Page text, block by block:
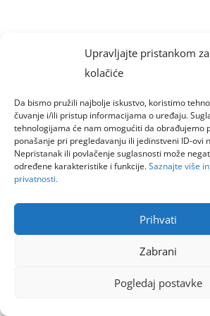
Upravljajte pristankom za
kolačiće
Da bismo pružili najbolje iskustvo, koristimo
čuvanje i/ili pristup informacijama o uređaju.
tehnologijama će nam omogućiti da obrađujemo
ponašanje pri pregledavanju ili jedinstveni ID-ovi
Nepristanak ili povlačenje suglasnosti može
određene karakteristike i funkcije.Saznajte više
privatnosti.
Prihvati
Zabrani
Pogledaj postavke